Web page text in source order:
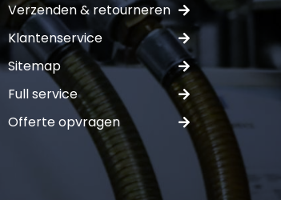
Verzenden & retourneren
Klantenservice
Sitemap
Full service
Offerte opvragen